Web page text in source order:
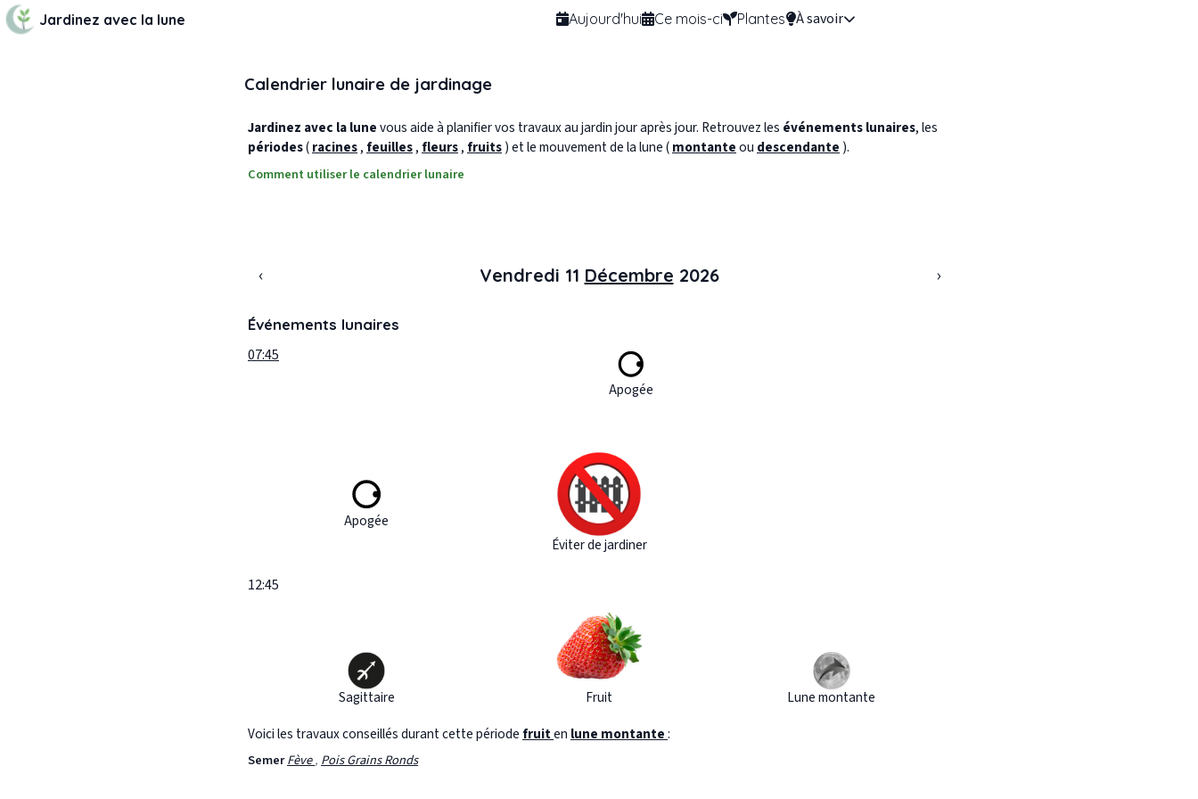
Jardinez avec la lune Aujourd'hui Ce mois-ci Plantes À savoir
Calendrier lunaire de jardinage
Jardinez avec la lunevous aide à planifier vos travaux au jardin jour après jour. Retrouvez les événements lunaires, les
périodes(racines, feuilles, fleurs, fruits) et le mouvement de la lune (montanteou descendante ).
Comment utiliser le calendrier lunaire
‹ Vendredi 11 Décembre 2026 ›
Événements lunaires
07:45
Apogée
Apogée
Éviter de jardiner
12:45
Sagittaire Fruit
Lune montante
Voici les travaux conseillés durant cette période fruiten lune montante:
SemerFève, Pois Grains Ronds